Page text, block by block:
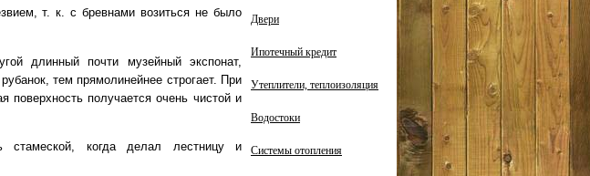
т. к. с бревнами возиться не было
длинный почти музейный экспонат,
тем прямолинейнее строгает. При
поверхность получается очень чистой и
стамеской, когда делал лестницу и
Двери
Ипотечный кредит
Утеплители, теплоизоляция
Водостоки
Системы отопления